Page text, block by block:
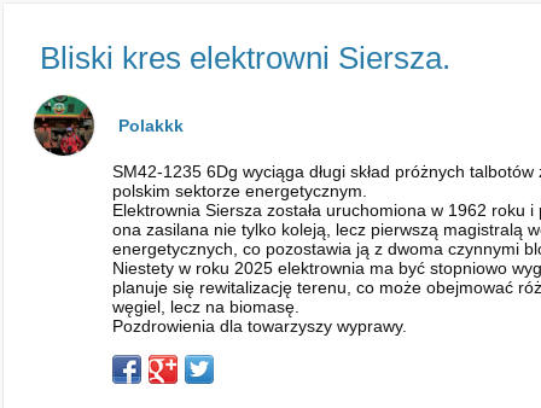
Bliski kres elektrowni Siersza.
Polakkk
SM42-1235 6Dg wyciąga długi skład próżnych
polskim sektorze energetycznym.
Elektrownia Siersza została uruchomiona w 1962 roku
ona zasilana nie tylko koleją, lecz pierwszą magistralą
energetycznych, co pozostawia ją z dwoma czynnymi
Niestety w roku 2025 elektrownia ma być stopniowo
planuje się rewitalizację terenu, co może obejmować
węgiel, lecz na biomasę.
Pozdrowienia dla towarzyszy wyprawy.